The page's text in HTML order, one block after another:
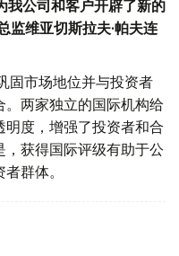
我公司和客户开辟了新的
维亚切斯拉夫·帕夫连
固市场地位并与投资者
两家独立的国际机构给
度，增强了投资者和合
获得国际评级有助于公
群体。